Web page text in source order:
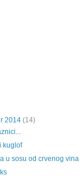
2014 (14)
kuglof
u sosu od crvenog vina